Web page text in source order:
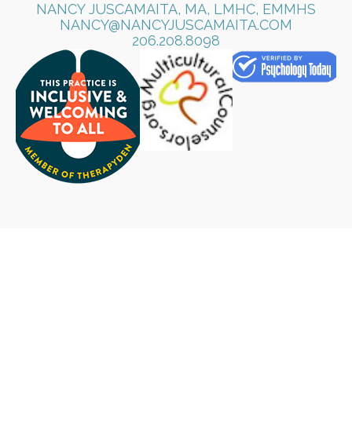
NANCY JUSCAMAITA, MA, LMHC, EMMHS
NANCY@NANCYJUSCAMAITA.COM
​206.208.8098